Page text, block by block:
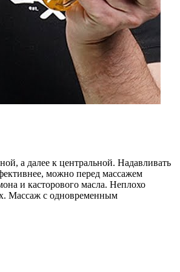
а далее к центральной. Надавливать
можно перед массажем
и касторового масла. Неплохо
Массаж с одновременным